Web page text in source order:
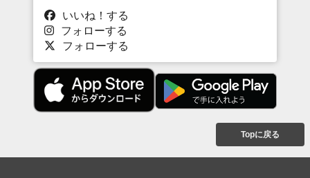
いいね！する
フォローする
フォローする
Topに戻る